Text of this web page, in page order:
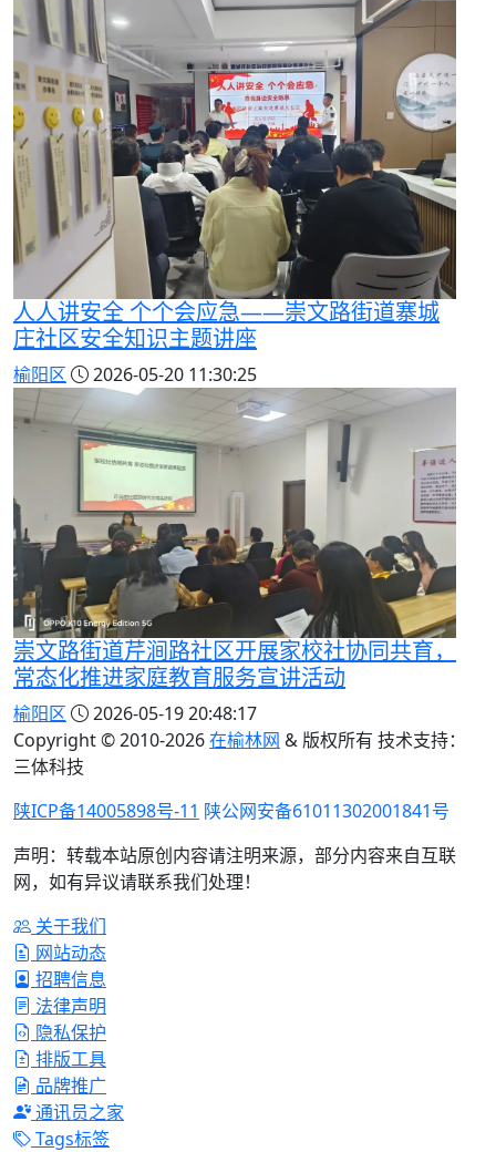
人人讲安全 个个会应急——崇文路街道寨城
庄社区安全知识主题讲座
榆阳区 2026-05-20 11:30:25
崇文路街道芹涧路社区开展家校社协同共育，
常态化推进家庭教育服务宣讲活动
榆阳区
2026-05-19 20:48:17
Copyright © 2010-2026在榆林网 & 版权所有 技术支持：
三体科技
陕ICP备14005898号-11 陕公网安备61011302001841号
声明：转载本站原创内容请注明来源，部分内容来自互联
网，如有异议请联系我们处理！
关于我们
网站动态
招聘信息
法律声明
隐私保护
排版工具
品牌推广
通讯员之家
Tags标签